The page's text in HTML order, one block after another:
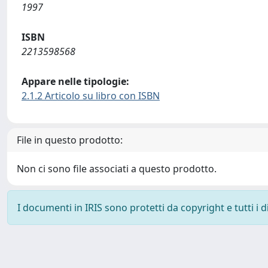
1997
ISBN
2213598568
Appare nelle tipologie:
2.1.2 Articolo su libro con ISBN
File in questo prodotto:
Non ci sono file associati a questo prodotto.
I documenti in IRIS sono protetti da copyright e tutti i